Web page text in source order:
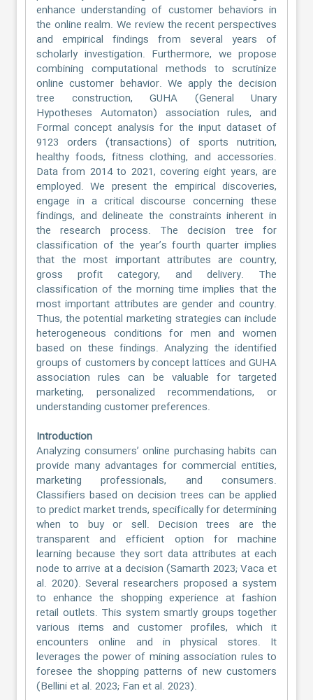
enhance understanding of customer behaviors in
the online realm. We review the recent perspectives
and empirical findings from several years of
scholarly investigation. Furthermore, we propose
combining computational methods to scrutinize
online customer behavior. We apply the decision
tree construction, GUHA (General Unary
Hypotheses Automaton) association rules, and
Formal concept analysis for the input dataset of
9123 orders (transactions) of sports nutrition,
healthy foods, fitness clothing, and accessories.
Data from 2014 to 2021, covering eight years, are
employed. We present the empirical discoveries,
engage in a critical discourse concerning these
findings, and delineate the constraints inherent in
the research process. The decision tree for
classification of the year’s fourth quarter implies
that the most important attributes are country,
gross profit category, and delivery. The
classification of the morning time implies that the
most important attributes are gender and country.
Thus, the potential marketing strategies can include
heterogeneous conditions for men and women
based on these findings. Analyzing the identified
groups of customers by concept lattices and GUHA
association rules can be valuable for targeted
marketing, personalized recommendations, or
understanding customer preferences.
Introduction
Analyzing consumers’ online purchasing habits can
provide many advantages for commercial entities,
marketing professionals, and consumers.
Classifiers based on decision trees can be applied
to predict market trends, specifically for determining
when to buy or sell. Decision trees are the
transparent and efficient option for machine
learning because they sort data attributes at each
node to arrive at a decision (Samarth 2023; Vaca et
al. 2020). Several researchers proposed a system
to enhance the shopping experience at fashion
retail outlets. This system smartly groups together
various items and customer profiles, which it
encounters online and in physical stores. It
leverages the power of mining association rules to
foresee the shopping patterns of new customers
(Bellini et al. 2023; Fan et al. 2023).